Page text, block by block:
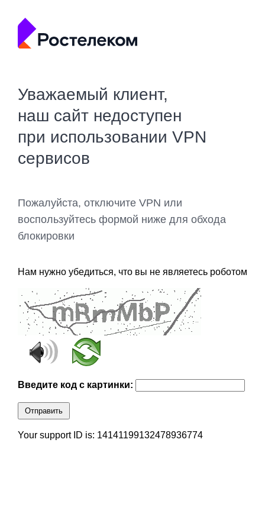
Уважаемый клиент,
наш сайт недоступен
при использовании VPN
сервисов
Пожалуйста, отключите VPN или
воспользуйтесь формой ниже для обхода
блокировки
Нам нужно убедиться, что вы не являетесь роботом
Введите код с картинки:
Отправить
Your support ID is: 14141199132478936774